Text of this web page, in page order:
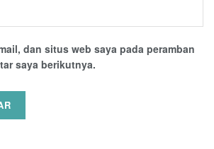
dan situs web saya pada peramban
saya berikutnya.